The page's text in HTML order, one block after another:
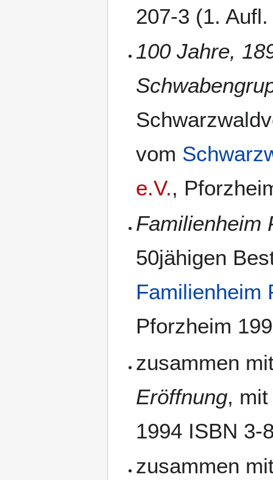
207-3 (1.
100 Jahre,
vom
e.V.,
Familienheim
50jähigen
Familienheim
Pforzheim
zusammen
Eröffnung,
1994 ISBN 3-
zusammen